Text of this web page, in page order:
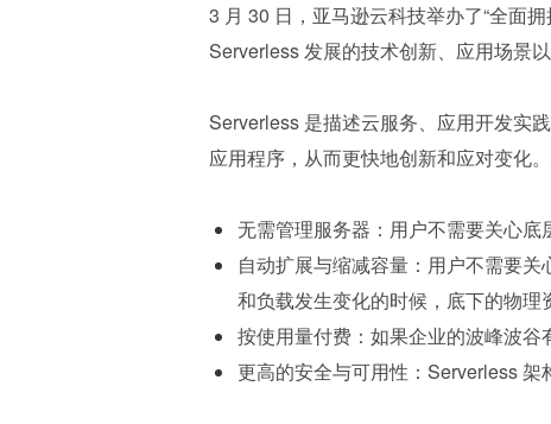
3 月 30 日，亚马逊云科技举办了“全面
Serverless 发展的技术创新、应用场景
Serverless 是描述云服务、应用开发实
应用程序，从而更快地创新和应对变化
无需管理服务器：用户不需要关心底
自动扩展与缩减容量：用户不需要
和负载发生变化的时候，底下的物理
按使用量付费：如果企业的波峰波谷
更高的安全与可用性：Serverless 架